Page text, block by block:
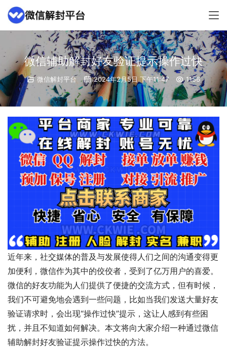
微信辅助解封好友验证提示操作过快
微信解封平台 2024年2月5日 下午11:47 1156
近年来，社交媒体的普及与发展使得人们之间的沟通变得更
加便利，微信作为其中的佼佼者，受到了亿万用户的喜爱。
微信的好友功能为人们提供了便捷的交流方式，但有时候，
我们不可避免地会遇到一些问题，比如当我们发送大量好友
验证请求时，会出现“操作过快”提示，这让人感到有些困
扰，并且不知道如何解决。本文将向大家介绍一种通过微信
辅助解封好友验证提示操作过快的方法。